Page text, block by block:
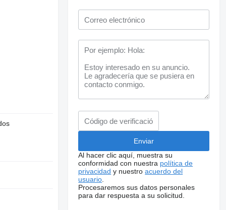
Al hacer clic aquí, muestra su
conformidad con nuestra política de
privacidad y nuestroacuerdo del
usuario
Procesaremos sus datos personales
para dar respuesta a su solicitud.